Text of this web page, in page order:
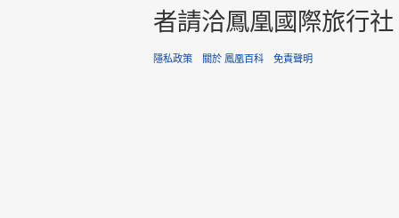
者請洽鳳凰國際旅行
隱私政策 關於 鳳凰百科 免責聲明